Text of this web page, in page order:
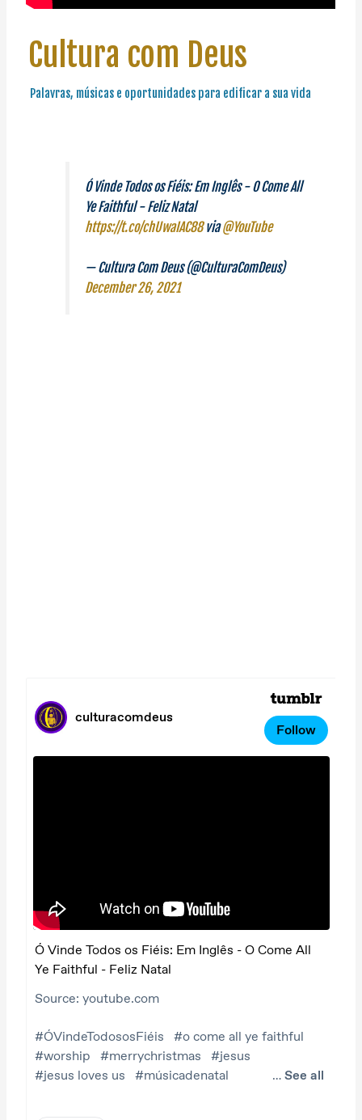
Cultura com Deus
Palavras, músicas e oportunidades para edificar a sua vida
Ó Vinde Todos os Fiéis: Em Inglês - O Come All
Ye Faithful - Feliz Natal
https://t.co/chUwaIAC88via@YouTube
— Cultura Com Deus (@CulturaComDeus)
December 26, 2021